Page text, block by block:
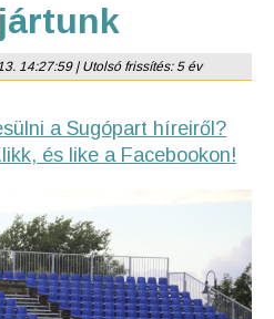
14:27:59 | Utolsó frissítés: 5 év
a Sugópart híreiről?
és like a Facebookon!